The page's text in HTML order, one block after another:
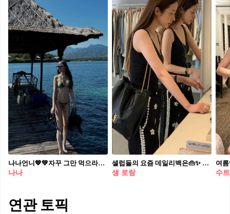
나나언니💙💚자꾸 그만 먹으라고 요즘 평민들에게 자극 주시는 중..🥲휴가 시즌 준비할께욤👙
나나
셀럽들의 요즘 데일리백은👜✨ 가볍고 시크한 생로랑 제이미 4.3 포숑 블랙🖤🏷️439만 원
생 로랑
여
수
연관 토픽